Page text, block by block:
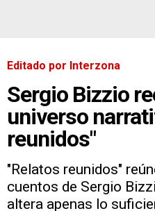
Editado por Interzona
Sergio Bizzio
universo
reunidos"
"Relatos reunidos"
cuentos de Sergio
altera apenas lo